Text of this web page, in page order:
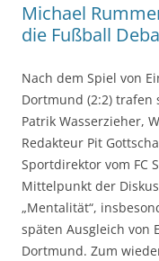
Michael
die Fußball
Nach dem Spiel von
Dortmund (2:2) trafen
Patrik Wasserzieher,
Redakteur Pit
Sportdirektor vom FC
Mittelpunkt der
„Mentalität“,
späten Ausgleich von
Dortmund. Zum